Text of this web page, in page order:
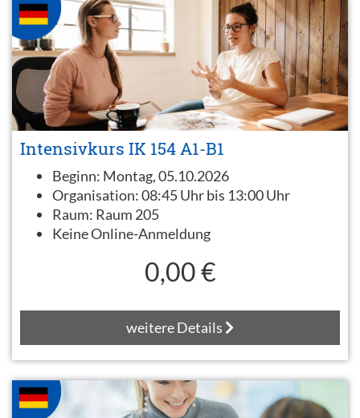
Intensivkurs IK 154 A1-B1
Beginn: Montag, 05.10.2026
Organisation:08:45 Uhr bis 13:00 Uhr
Raum: Raum 205
Keine Online-Anmeldung
0,00 €
weitere Details